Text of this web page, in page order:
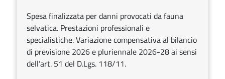
Spesa finalizzata per danni provocati da fauna
selvatica. Prestazioni professionali e
specialistiche. Variazione compensativa al bilancio
di previsione 2026 e pluriennale 2026-28 ai sensi
dell’art. 51 del D.Lgs. 118/11.